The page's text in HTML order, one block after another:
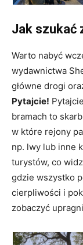
Jak szukać
Warto nabyć
wydawnictwa
główne drogi
Pytajcie!
bramach to
w które rejony
np. lwy lub inne
turystów, co
gdzie wszystko
cierpliwości i
zobaczyć